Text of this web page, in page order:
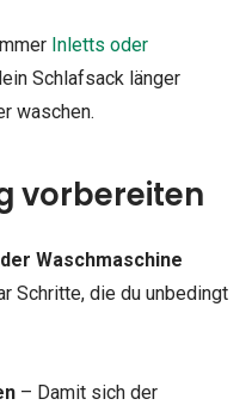
Inletts oder
Schlafsack länger
waschen.
vorbereiten
Waschmaschine
Schritte, die du unbedingt
– Damit sich der